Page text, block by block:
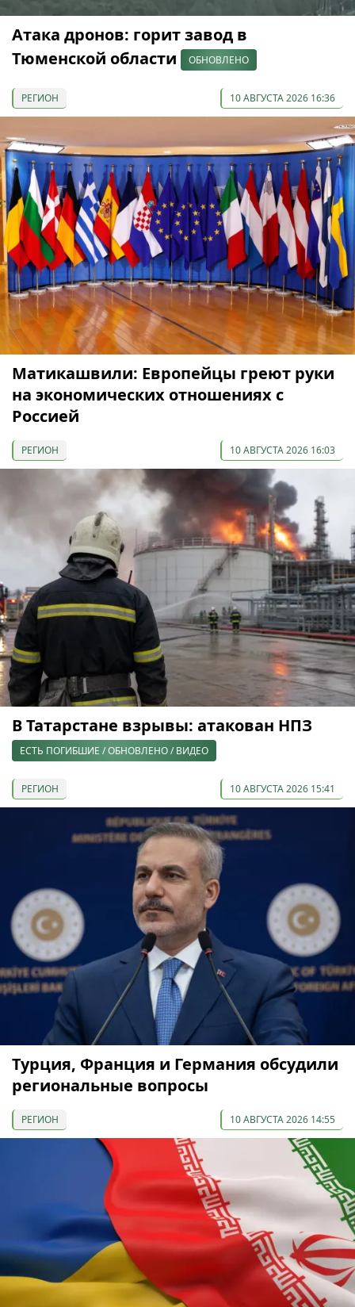
Атака дронов: горит завод в
Тюменской области
ОБНОВЛЕНО
РЕГИОН 10 АВГУСТА 2026 16:36
Матикашвили: Европейцы греют руки
на экономических отношениях с
Россией
РЕГИОН 10 АВГУСТА 2026 16:03
В Татарстане взрывы: атакован НПЗ
ЕСТЬ ПОГИБШИЕ / ОБНОВЛЕНО / ВИДЕО
РЕГИОН 10 АВГУСТА 2026 15:41
Турция, Франция и Германия обсудили
региональные вопросы
РЕГИОН 10 АВГУСТА 2026 14:55